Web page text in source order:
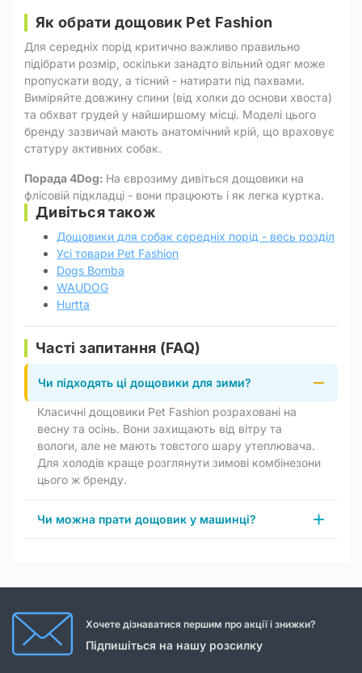
Як обрати дощовик Pet Fashion
Для середніх порід критично важливо правильно
підібрати розмір, оскільки занадто вільний одяг може
пропускати воду, а тісний - натирати під пахвами.
Виміряйте довжину спини (від холки до основи хвоста)
та обхват грудей у найширшому місці. Моделі цього
бренду зазвичай мають анатомічний крій, що враховує
статуру активних собак.
Порада 4Dog: На єврозиму дивіться дощовики на
флісовій підкладці - вони працюють і як легка куртка.
Дивіться також
Дощовики для собак середніх порід - весь розділ
Усі товари Pet Fashion
Dogs Bomba
WAUDOG
Hurtta
Часті запитання (FAQ)
Чи підходять ці дощовики для зими?
Класичні дощовики Pet Fashion розраховані на
весну та осінь. Вони захищають від вітру та
вологи, але не мають товстого шару утеплювача.
Для холодів краще розглянути зимові комбінезони
цього ж бренду.
Чи можна прати дощовик у машинці?
Хочете дізнаватися першим про акції і знижки?
Підпишіться на нашу розсилку